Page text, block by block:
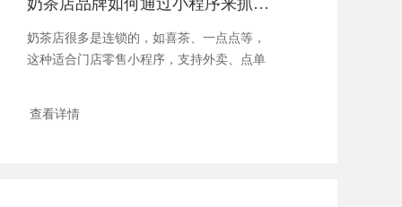
奶茶店品牌如何通过小程序来抓住商机？
奶茶店很多是连锁的，如喜茶、一点点等，
这种适合门店零售小程序，支持外卖、点单
查看详情